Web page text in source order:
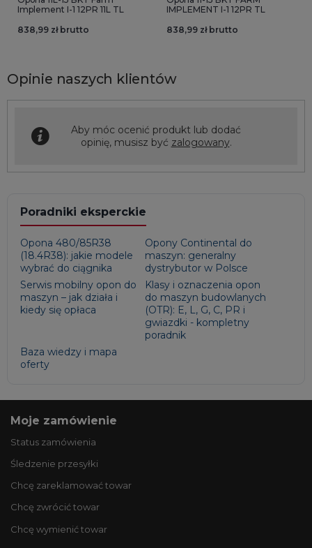
Implement I-1 12PR 11L TL
838,99 zł brutto
IMPLEMENT I-1 12PR TL
838,99 zł brutto
Opinie naszych klientów
Aby móc ocenić produkt lub dodać
opinię, musisz być zalogowany.
Poradniki eksperckie
Opona 480/85R38
(18.4R38): jakie modele
wybrać do ciągnika
Opony Continental do
maszyn: generalny
dystrybutor w Polsce
Serwis mobilny opon do
maszyn – jak działa i
kiedy się opłaca
Klasy i oznaczenia opon
do maszyn budowlanych
(OTR): E, L, G, C, PR i
gwiazdki - kompletny
poradnik
Baza wiedzy i mapa
oferty
Moje zamówienie
Status zamówienia
Śledzenie przesyłki
Chcę zareklamować towar
Chcę zwrócić towar
Chcę wymienić towar